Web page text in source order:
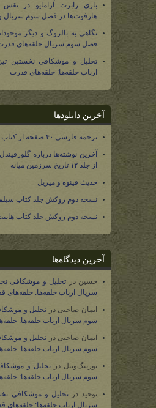
بازی رابرت آرامایو در
هارفوت‌ها در فصل سوم سریال و
نگاهی به بالروگ و دیگر
فصل سوم سریال حلقه‌های
تحلیل و موشکافی نخستین
ارباب حلقه‌ها: حلقه‌های قدرت
آخرین دانلودها
ترجمه فارسی ۴۰ صفحه از کتاب «سقوط نومه‌نور»
آخرین نوشته‌ها درباره
از جلد ۱۲ تاریخ سرزمین میانه
حدیث فینوه و میریل
نسخه دوم روکش جلد کتاب
نسخه دوم روکش جلد کتاب
آخرین دیدگاه‌ها
حسین در تحلیل و موشکافی
سریال ارباب حلقه‌ها: حلقه‌های
ایمان صاحبی در تحلیل و
سوم سریال ارباب حلقه‌ها:
ایمان صاحبی در تحلیل و
سوم سریال ارباب حلقه‌ها:
تورینگ‌وتیل در تحلیل و
سوم سریال ارباب حلقه‌ها:
توحید درتحلیل و موشکافی
سریال ارباب حلقه‌ها: حلقه‌های